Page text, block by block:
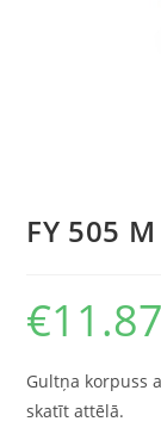
FY 505 M
€11.87
Gultņa korpuss
skatīt attēlā.